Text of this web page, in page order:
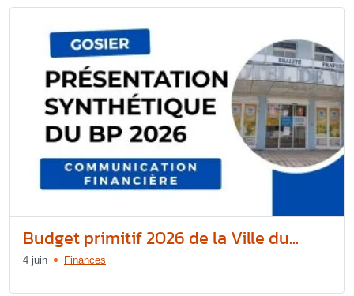
Budget primitif 2026 de la Ville du...
4 juin Finances